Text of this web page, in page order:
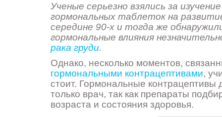
Ученые серьезно взялись за
гормональных таблеток на
середине 90-х и тогда же
гормональные влияния
рака груди.
Однако, несколько моментов,
гормональными контрацептивами,
стоит. Гормональные контрацептивы
только врач, так как препараты
возраста и состояния здоровья.